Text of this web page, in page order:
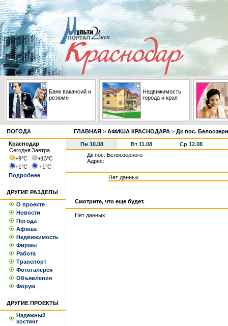
Банк вакансий и
резюме
Недвижимость
города и края
ПОГОДА
Краснодар
СегодняЗавтра
+9°С +13°С
+1°С +1°С
Подробнее
ДРУГИЕ РАЗДЕЛЫ
О проекте
Новости
Погода
Афиша
Недвижимость
Фирмы
Работа
Транспорт
Фотогалерея
Объявления
Форум
ДРУГИЕ ПРОЕКТЫ
Надежный
хостинг
ГЛАВНАЯ > АФИША КРАСНОДАРА > Дк пос.
Пн 10.08 Вт 11.08
Ср 12.08
Дк пос. Белоозерного
Адрес:
Нет данных
Смотрите, что еще будет.
Нет данных